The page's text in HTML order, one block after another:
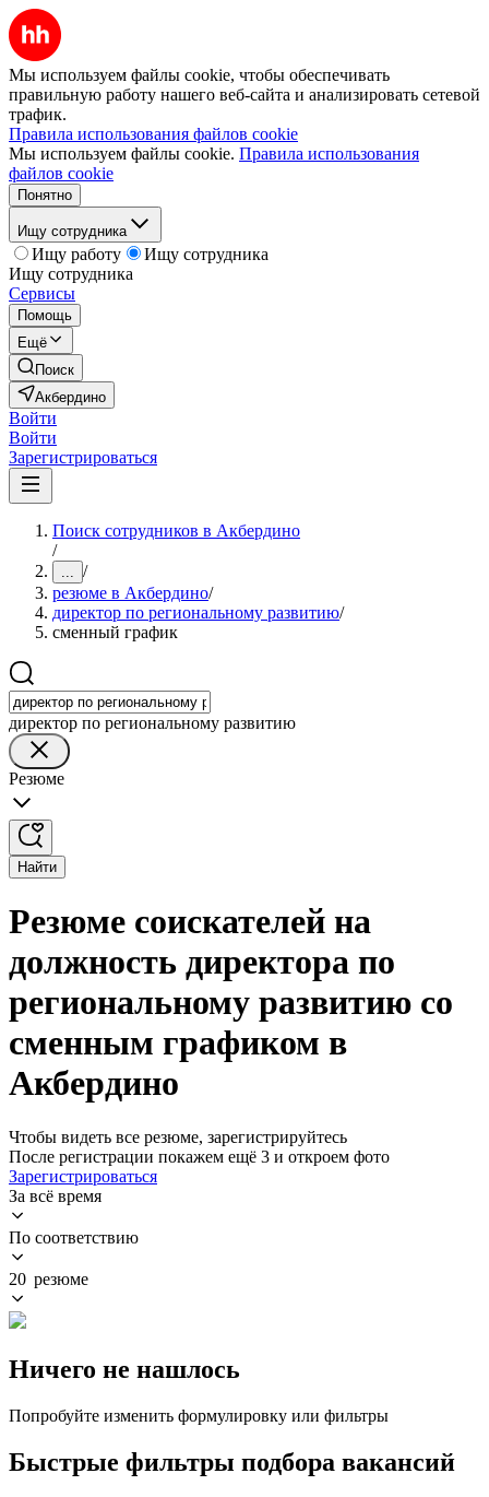
Мы используем файлы cookie, чтобы обеспечивать
правильную работу нашего веб-сайта и анализировать сетевой
трафик.
Правила использования файлов cookie
Мы используем файлы cookie. Правила использования
файлов cookie
Понятно
Ищу сотрудника
Ищу работу
Ищу сотрудника
Ищу сотрудника
Сервисы
Помощь
Ещё
Поиск
Акбердино
Войти
Войти
Зарегистрироваться
Поиск сотрудников в Акбердино
/
... /
резюме в Акбердино/
директор по региональному развитию/
сменный график
директор по региональному развитию
Резюме
Найти
Резюме соискателей на
должность директора по
региональному развитию со
сменным графиком в
Акбердино
Чтобы видеть все резюме, зарегистрируйтесь
После регистрации покажем ещё 3 и откроем фото
Зарегистрироваться
За всё время
По соответствию
20 резюме
Ничего не нашлось
Попробуйте изменить формулировку или фильтры
Быстрые фильтры подбора вакансий